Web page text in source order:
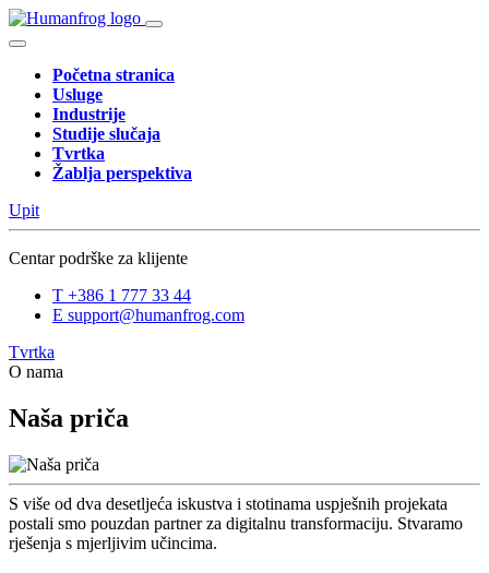
Početna stranica
Usluge
Industrije
Studije slučaja
Tvrtka
Žablja perspektiva
Upit
Centar podrške za klijente
T +386 1 777 33 44
E support@humanfrog.com
Tvrtka
O nama
Naša priča
S više od dva desetljeća iskustva i stotinama uspješnih projekata
postali smo pouzdan partner za digitalnu transformaciju. Stvaramo
rješenja s mjerljivim učincima.